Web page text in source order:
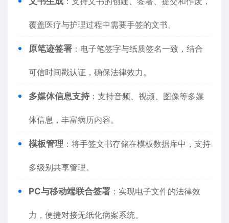
覆盖医疗与护理过程中需要手签的文书。
原笔迹签署 ：电子笔签字与纸质签名一致，结合
可信时间戳认证，确保法律效力。
多媒体信息支持 ：支持音频、视频、图像等多媒
体信息，丰富病历内容。
模板管理 ：将手签文书存储在模板数据库中，支持
多级别共享管理。
PC与移动端联合签署 ：实现电子文件的法律效
力，便捷对接无纸化病案系统。